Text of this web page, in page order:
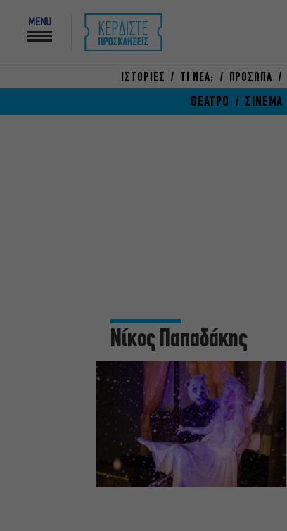
MENU
ΙΣΤΟΡΙΕΣ ΤΙ ΝΕΑ; ΠΡΟΣΩΠΑ
ΘΕΑΤΡΟ ΣΙΝΕΜΑ
Νίκος Παπαδάκης